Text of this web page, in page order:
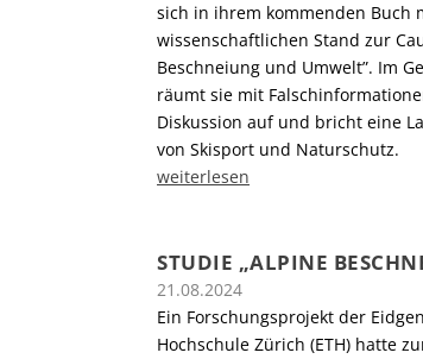
sich in ihrem kommenden Buch
wissenschaftlichen Stand zur
Beschneiung und Umwelt”. Im
räumt sie mit
Diskussion auf und bricht eine
von Skisport und Naturschutz.
weiterlesen
STUDIE „ALPINE
21.08.2024
Ein Forschungsprojekt der
Hochschule Zürich (ETH) hatte